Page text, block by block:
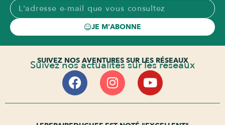
JE M'ABONNE
SUIVEZ NOS AVENTURES SUR LES RÉSEAUX
Suivez nos actualités sur les réseaux